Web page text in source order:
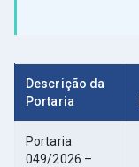
Descrição da
Portaria
Portaria
049/2026 –